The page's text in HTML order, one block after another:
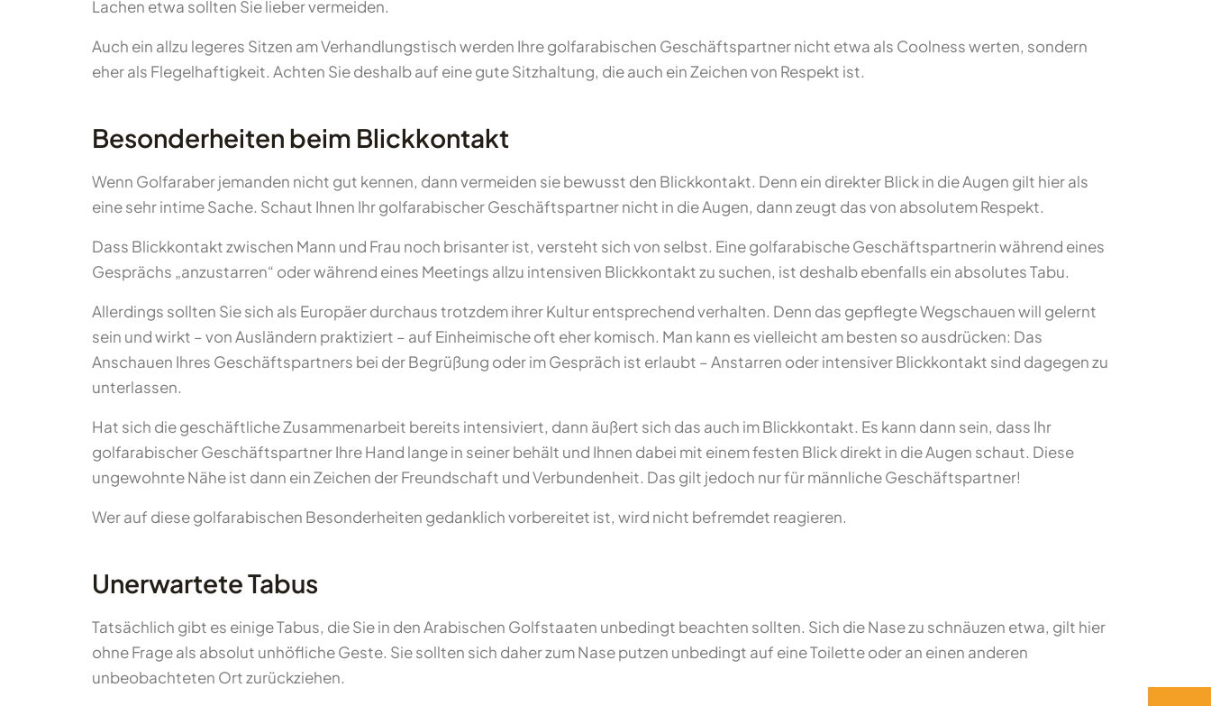
Lachen etwa sollten Sie lieber vermeiden.
Auch ein allzu legeres Sitzen am Verhandlungstisch werden Ihre golfarabischen Geschäftspartner nicht etwa als Coolness werten, sondern
eher als Flegelhaftigkeit. Achten Sie deshalb auf eine gute Sitzhaltung, die auch ein Zeichen von Respekt ist.
Besonderheiten beim Blickkontakt
Wenn Golfaraber jemanden nicht gut kennen, dann vermeiden sie bewusst den Blickkontakt. Denn ein direkter Blick in die Augen gilt hier als
eine sehr intime Sache. Schaut Ihnen Ihr golfarabischer Geschäftspartner nicht in die Augen, dann zeugt das von absolutem Respekt.
Dass Blickkontakt zwischen Mann und Frau noch brisanter ist, versteht sich von selbst. Eine golfarabische Geschäftspartnerin während eines
Gesprächs „anzustarren“ oder während eines Meetings allzu intensiven Blickkontakt zu suchen, ist deshalb ebenfalls ein absolutes Tabu.
Allerdings sollten Sie sich als Europäer durchaus trotzdem ihrer Kultur entsprechend verhalten. Denn das gepflegte Wegschauen will gelernt
sein und wirkt – von Ausländern praktiziert – auf Einheimische oft eher komisch. Man kann es vielleicht am besten so ausdrücken: Das
Anschauen Ihres Geschäftspartners bei der Begrüßung oder im Gespräch ist erlaubt – Anstarren oder intensiver Blickkontakt sind dagegen zu
unterlassen.
Hat sich die geschäftliche Zusammenarbeit bereits intensiviert, dann äußert sich das auch im Blickkontakt. Es kann dann sein, dass Ihr
golfarabischer Geschäftspartner Ihre Hand lange in seiner behält und Ihnen dabei mit einem festen Blick direkt in die Augen schaut. Diese
ungewohnte Nähe ist dann ein Zeichen der Freundschaft und Verbundenheit. Das gilt jedoch nur für männliche Geschäftspartner!
Wer auf diese golfarabischen Besonderheiten gedanklich vorbereitet ist, wird nicht befremdet reagieren.
Unerwartete Tabus
Tatsächlich gibt es einige Tabus, die Sie in den Arabischen Golfstaaten unbedingt beachten sollten. Sich die Nase zu schnäuzen etwa, gilt hier
ohne Frage als absolut unhöfliche Geste. Sie sollten sich daher zum Nase putzen unbedingt auf eine Toilette oder an einen anderen
unbeobachteten Ort zurückziehen.